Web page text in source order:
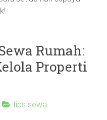
Rumah:
Properti
tips sewa